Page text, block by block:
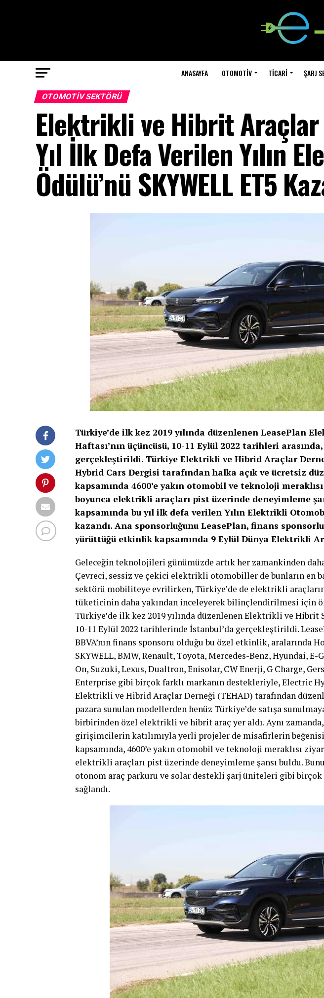
ANASAYFA OTOMOTIV TICARI ŞARJ
OTOMOTIV SEKTÖRÜ
Elektrikli ve Hibrit Araçlar
Yıl İlk Defa Verilen Yılın
Ödülü’nü SKYWELL ET5
Türkiye’de ilk kez 2019 yılında düzenlenen LeasePlan
Haftası’nın üçüncüsü, 10-11 Eylül 2022 tarihleri
gerçekleştirildi. Türkiye Elektrikli ve Hibrid Araçlar
Hybrid Cars Dergisi tarafından halka açık ve ücretsiz
kapsamında 4600’e yakın otomobil ve teknoloji
boyunca elektrikli araçları pist üzerinde deneyimleme
kapsamında bu yıl ilk defa verilen Yılın Elektrikli
kazandı. Ana sponsorluğunu LeasePlan, finans
yürüttüğü etkinlik kapsamında 9 Eylül Dünya Elektrikli
Geleceğin teknolojileri günümüzde artık her zamankinden
Çevreci, sessiz ve çekici elektrikli otomobiller de bunların en
sektörü mobiliteye evrilirken, Türkiye’de de elektrikli
tüketicinin daha yakından inceleyerek bilinçlendirilmesi için
Türkiye’de ilk kez 2019 yılında düzenlenen Elektrikli ve Hibrit
10-11 Eylül 2022 tarihlerinde İstanbul’da gerçekleştirildi.
BBVA’nın finans sponsoru olduğu bu özel etkinlik, aralarında
SKYWELL, BMW, Renault, Toyota, Mercedes-Benz, Hyundai, E-
On, Suzuki, Lexus, Dualtron, Enisolar, CW Enerji, G Charge,
Enterprise gibi birçok farklı markanın destekleriyle, Electric
Elektrikli ve Hibrid Araçlar Derneği (TEHAD) tarafından
pazara sunulan modellerden henüz Türkiye’de satışa
birbirinden özel elektrikli ve hibrit araç yer aldı. Aynı
girişimcilerin katılımıyla yerli projeler de misafirlerin
kapsamında, 4600’e yakın otomobil ve teknoloji meraklısı
elektrikli araçları pist üzerinde deneyimleme şansı buldu.
otonom araç parkuru ve solar destekli şarj üniteleri gibi
sağlandı.